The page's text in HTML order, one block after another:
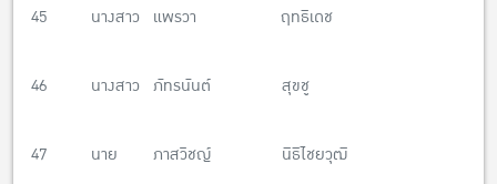
45 นางสาว แพรวา ฤทธิเดช
46 นางสาว ภัทรนันต์ สุขชู
47 นาย ภาสวิชญ์ นิธิไชยวุฒิ